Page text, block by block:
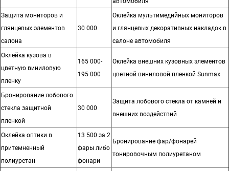
Защита мониторов и
глянцевых элементов
салона
30 000
Оклейка мультимедийных мониторов
и глянцевых декоративных накладок в
салоне автомобиля
Оклейка кузова в
цветную виниловую
пленку
165 000-
195 000
Оклейка внешних кузовных элементов
цветной виниловой пленкой Sunmax
Бронирование лобового
стекла защитной
пленкой
30 000
Защита лобового стекла от камней и
внешних воздействий
Оклейка оптики в
притемненный
полиуретан
13 500 за 2
фары либо
фонари
Бронирование фар/фонарей
тонировочным полиуретаном